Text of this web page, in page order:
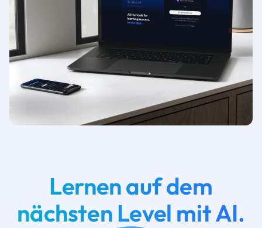
Lernen auf dem
nächsten Level mit AI.